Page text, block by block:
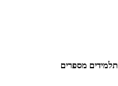
מספרים